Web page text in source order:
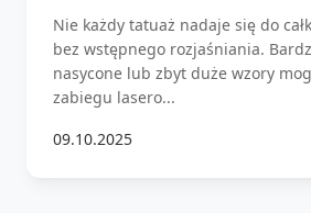
Nie każdy tatuaż nadaje się do
bez wstępnego rozjaśniania.
nasycone lub zbyt duże wzory
zabiegu lasero...
09.10.2025